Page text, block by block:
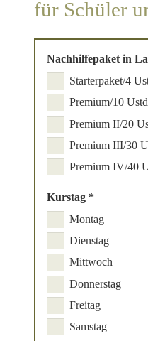
für Schüler
Nachhilfepaket in
Starterpaket/4
Premium/10
Premium II/20
Premium III/30
Premium IV/40
Kurstag *
Montag
Dienstag
Mittwoch
Donnerstag
Freitag
Samstag